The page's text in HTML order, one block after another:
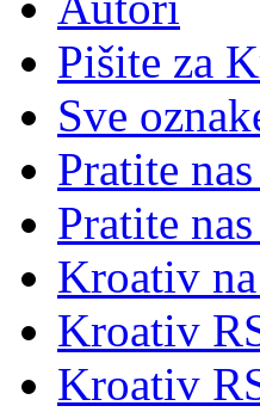
Pišite za
Sve
Pratite
Pratite
Kroativ
Kroativ
Kroativ